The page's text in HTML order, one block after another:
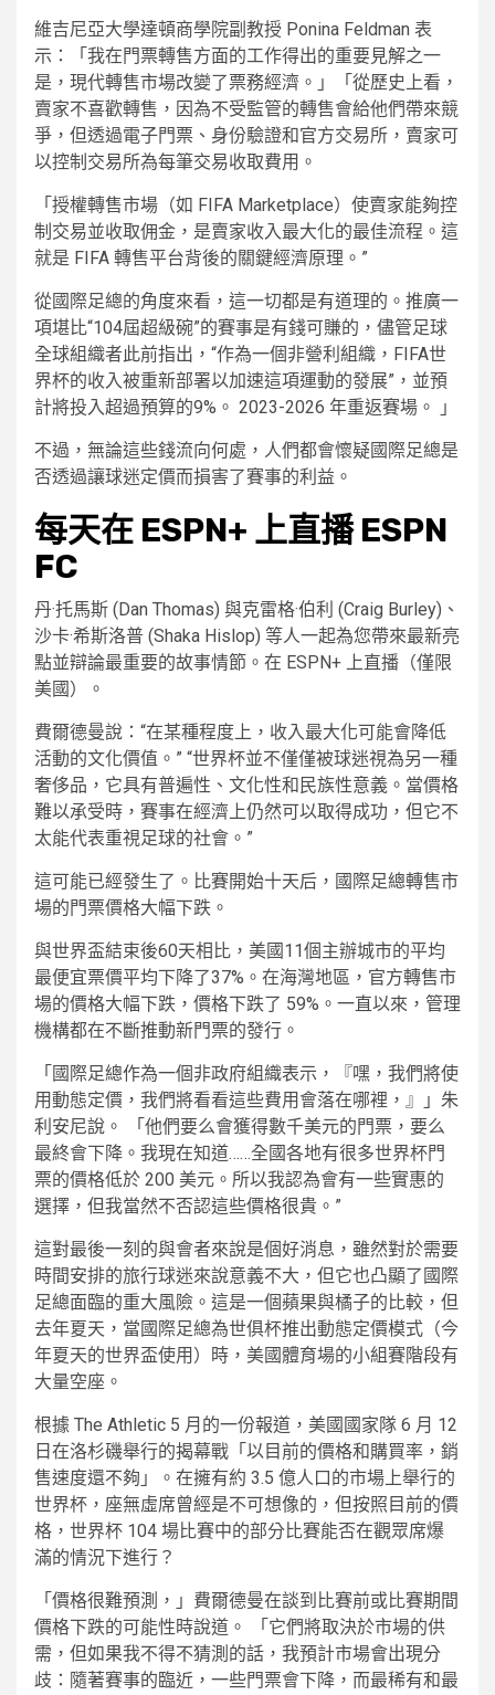
維吉尼亞大學達頓商學院副教授 Ponina Feldman 表
示：「我在門票轉售方面的工作得出的重要見解之一
是，現代轉售市場改變了票務經濟。」「從歷史上看，
賣家不喜歡轉售，因為不受監管的轉售會給他們帶來競
爭，但透過電子門票、身份驗證和官方交易所，賣家可
以控制交易所為每筆交易收取費用。
「授權轉售市場（如 FIFA Marketplace）使賣家能夠控
制交易並收取佣金，是賣家收入最大化的最佳流程。這
就是 FIFA 轉售平台背後的關鍵經濟原理。”
從國際足總的角度來看，這一切都是有道理的。推廣一
項堪比“104屆超級碗”的賽事是有錢可賺的，儘管足球
全球組織者此前指出，“作為一個非營利組織，FIFA世
界杯的收入被重新部署以加速這項運動的發展”，並預
計將投入超過預算的9%。 2023-2026 年重返賽場。 」
不過，無論這些錢流向何處，人們都會懷疑國際足總是
否透過讓球迷定價而損害了賽事的利益。
每天在 ESPN+ 上直播 ESPN
FC
丹·托馬斯 (Dan Thomas) 與克雷格·伯利 (Craig Burley)、
沙卡·希斯洛普 (Shaka Hislop) 等人一起為您帶來最新亮
點並辯論最重要的故事情節。在 ESPN+ 上直播（僅限
美國）。
費爾德曼說：“在某種程度上，收入最大化可能會降低
活動的文化價值。” “世界杯並不僅僅被球迷視為另一種
奢侈品，它具有普遍性、文化性和民族性意義。當價格
難以承受時，賽事在經濟上仍然可以取得成功，但它不
太能代表重視足球的社會。”
這可能已經發生了。比賽開始十天后，國際足總轉售市
場的門票價格大幅下跌。
與世界盃結束後60天相比，美國11個主辦城市的平均
最便宜票價平均下降了37%。在海灣地區，官方轉售市
場的價格大幅下跌，價格下跌了 59%。一直以來，管理
機構都在不斷推動新門票的發行。
「國際足總作為一個非政府組織表示，『嘿，我們將使
用動態定價，我們將看看這些費用會落在哪裡，』」朱
利安尼說。 「他們要么會獲得數千美元的門票，要么
最終會下降。我現在知道……全國各地有很多世界杯門
票的價格低於 200 美元。所以我認為會有一些實惠的
選擇，但我當然不否認這些價格很貴。”
這對最後一刻的與會者來說是個好消息，雖然對於需要
時間安排的旅行球迷來說意義不大，但它也凸顯了國際
足總面臨的重大風險。這是一個蘋果與橘子的比較，但
去年夏天，當國際足總為世俱杯推出動態定價模式（今
年夏天的世界盃使用）時，美國體育場的小組賽階段有
大量空座。
根據 The Athletic 5 月的一份報道，美國國家隊 6 月 12
日在洛杉磯舉行的揭幕戰「以目前的價格和購買率，銷
售速度還不夠」。在擁有約 3.5 億人口的市場上舉行的
世界杯，座無虛席曾經是不可想像的，但按照目前的價
格，世界杯 104 場比賽中的部分比賽能否在觀眾席爆
滿的情況下進行？
「價格很難預測，」費爾德曼在談到比賽前或比賽期間
價格下跌的可能性時說道。 「它們將取決於市場的供
需，但如果我不得不猜測的話，我預計市場會出現分
歧：隨著賽事的臨近，一些門票會下降，而最稀有和最